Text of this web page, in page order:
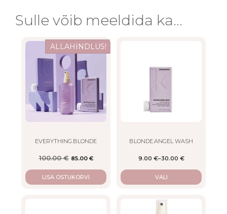
Sulle võib meeldida ka…
ALLAHINDLUS!
EVERYTHING.BLONDE
100.00€Algne hind oli: 100.00 €.
85.00 €
Current price is: 85.00 €.
LISA OSTUKORVI
BLONDE.ANGEL WASH
9.00 €–30.00 €
VALI
options
product
page